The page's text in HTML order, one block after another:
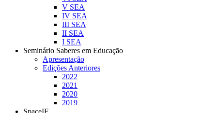
V SEA
IV SEA
III SEA
II SEA
I SEA
Seminário Saberes em Educação
Apresentação
Edições Anteriores
2022
2021
2020
2019
SpaceIF